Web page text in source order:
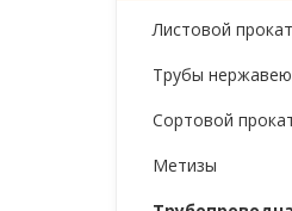
Листовой прокат
Трубы
Сортовой
Метизы